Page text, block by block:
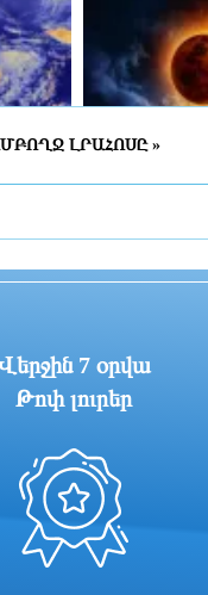
է 49
Խաղային շուկան՝
համակարգը
ԼՐԱՀՈՍԸ »
7 օրվա
Թոփ լուրեր